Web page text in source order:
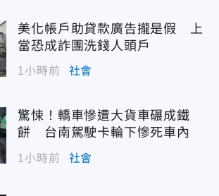
美化帳戶助貸款廣告攏是假 上
當恐成詐團洗錢人頭戶
1小時前 社會
驚悚！轎車慘遭大貨車碾成鐵
餅 台南駕駛卡輪下慘死車內
1小時前 社會